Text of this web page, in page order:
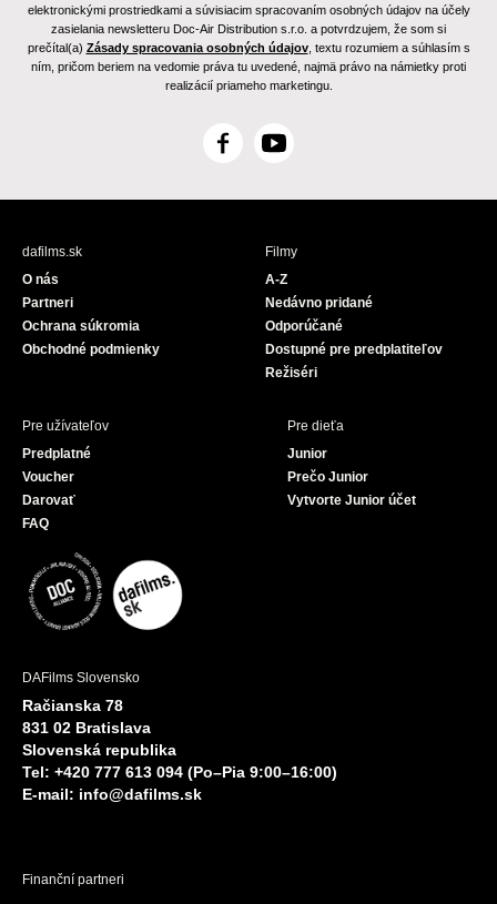
elektronickými prostriedkami a súvisiacim spracovaním osobných údajov na účely
zasielania newsletteru Doc-Air Distribution s.r.o. a potvrdzujem, že som si
prečítal(a) Zásady spracovania osobných údajov, textu rozumiem a súhlasím s
ním, pričom beriem na vedomie práva tu uvedené, najmä právo na námietky proti
realizácií priameho marketingu.
F
c
Y
u
e
dafilms.sk
O nás
Partneri
Ochrana súkromia
Obchodné podmienky
Filmy
A-Z
Nedávno pridané
Odporúčané
Dostupné pre predplatiteľov
Režiséri
Pre užívateľov
Predplatné
Voucher
Darovať
FAQ
Pre dieťa
Junior
Prečo Junior
Vytvorte Junior účet
DAFilms Slovensko
Račianska 78
831 02 Bratislava
Slovenská republika
Tel: +420 777 613 094 (Po–Pia 9:00–16:00)
E-mail: info@dafilms.sk
Finanční partneri